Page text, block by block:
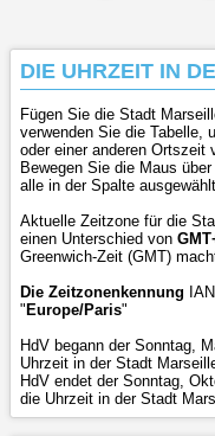
DIE UHRZEIT IN
Fügen Sie die Stadt
verwenden Sie die Tabelle,
oder einer anderen Ortszeit
Bewegen Sie die Maus
alle in der Spalte
Aktuelle Zeitzone für die
einen Unterschied von
Greenwich-Zeit (GMT)
Die Zeitzonenkennung
" Europe/Paris"
HdV begann der Sonntag,
Uhrzeit in der Stadt
HdV endet der Sonntag,
die Uhrzeit in der Stadt